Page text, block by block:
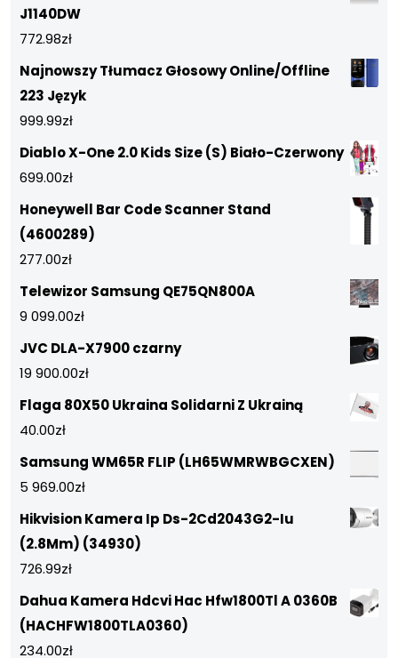
J1140DW
772.98zł
Najnowszy Tłumacz Głosowy Online/Offline
223 Język
999.99zł
Diablo X-One 2.0 Kids Size (S) Biało-Czerwony
699.00zł
Honeywell Bar Code Scanner Stand
(4600289)
277.00zł
Telewizor Samsung QE75QN800A
9 099.00zł
JVC DLA-X7900 czarny
19 900.00zł
Flaga 80X50 Ukraina Solidarni Z Ukrainą
40.00zł
Samsung WM65R FLIP (LH65WMRWBGCXEN)
5 969.00zł
Hikvision Kamera Ip Ds-2Cd2043G2-Iu
(2.8Mm) (34930)
726.99zł
Dahua Kamera Hdcvi Hac Hfw1800Tl A 0360B
(HACHFW1800TLA0360)
234.00zł